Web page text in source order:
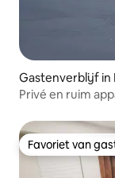
Gastenverblijf in
Privé en ruim
Favoriet van
Favoriet van